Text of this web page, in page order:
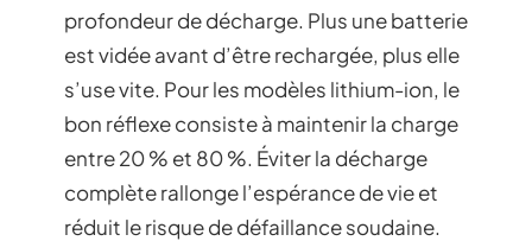
profondeur de décharge. Plus une batterie
est vidée avant d’être rechargée, plus elle
s’use vite. Pour les modèles lithium-ion, le
bon réflexe consiste à maintenir la charge
entre 20 % et 80 %. Éviter la décharge
complète rallonge l’espérance de vie et
réduit le risque de défaillance soudaine.